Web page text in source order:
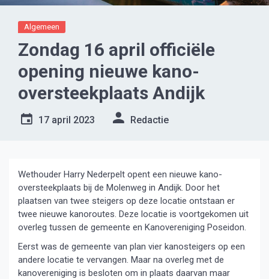
Algemeen
Zondag 16 april officiële
opening nieuwe kano-
oversteekplaats Andijk
17 april 2023 Redactie
Wethouder Harry Nederpelt opent een nieuwe kano-
oversteekplaats bij de Molenweg in Andijk. Door het
plaatsen van twee steigers op deze locatie ontstaan er
twee nieuwe kanoroutes. Deze locatie is voortgekomen uit
overleg tussen de gemeente en Kanovereniging Poseidon.
Eerst was de gemeente van plan vier kanosteigers op een
andere locatie te vervangen. Maar na overleg met de
kanovereniging is besloten om in plaats daarvan maar